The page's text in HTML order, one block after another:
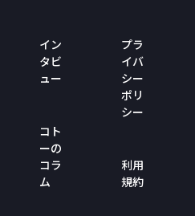
イン
タビ
ュー
コト
ーの
コラ
ム
プラ
イバ
シー
ポリ
シー
利用
規約